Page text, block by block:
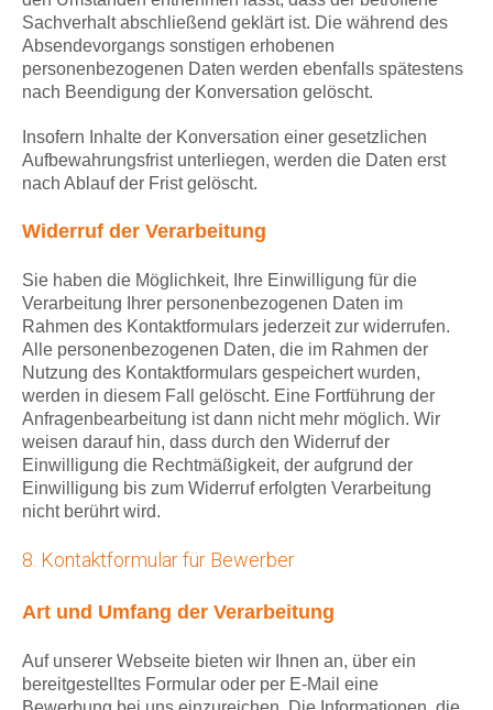
Sachverhalt abschließend geklärt ist. Die während des
Absendevorgangs sonstigen erhobenen
personenbezogenen Daten werden ebenfalls spätestens
nach Beendigung der Konversation gelöscht.
Insofern Inhalte der Konversation einer gesetzlichen
Aufbewahrungsfrist unterliegen, werden die Daten erst
nach Ablauf der Frist gelöscht.
Widerruf der Verarbeitung
Sie haben die Möglichkeit, Ihre Einwilligung für die
Verarbeitung Ihrer personenbezogenen Daten im
Rahmen des Kontaktformulars jederzeit zur widerrufen.
Alle personenbezogenen Daten, die im Rahmen der
Nutzung des Kontaktformulars gespeichert wurden,
werden in diesem Fall gelöscht. Eine Fortführung der
Anfragenbearbeitung ist dann nicht mehr möglich. Wir
weisen darauf hin, dass durch den Widerruf der
Einwilligung die Rechtmäßigkeit, der aufgrund der
Einwilligung bis zum Widerruf erfolgten Verarbeitung
nicht berührt wird.
8. Kontaktformular für Bewerber
Art und Umfang der Verarbeitung
Auf unserer Webseite bieten wir Ihnen an, über ein
bereitgestelltes Formular oder per E-Mail eine